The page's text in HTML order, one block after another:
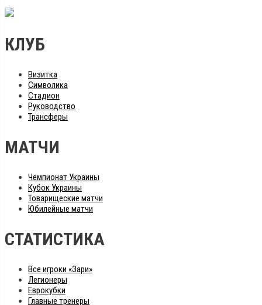
КЛУБ
Визитка
Символика
Стадион
Руководство
Трансферы
МАТЧИ
Чемпионат Украины
Кубок Украины
Товарищеские матчи
Юбилейные матчи
СТАТИСТИКА
Все игроки «Зари»
Легионеры
Еврокубки
Главные тренеры